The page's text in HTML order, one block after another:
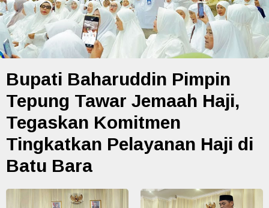
Bupati Baharuddin Pimpin
Tepung Tawar Jemaah Haji,
Tegaskan Komitmen
Tingkatkan Pelayanan Haji di
Batu Bara